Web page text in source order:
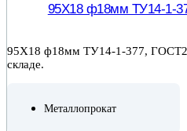
95Х18 ф18мм ТУ14-1-
95Х18 ф18мм ТУ14-1-377,
складе.
Металлопрокат